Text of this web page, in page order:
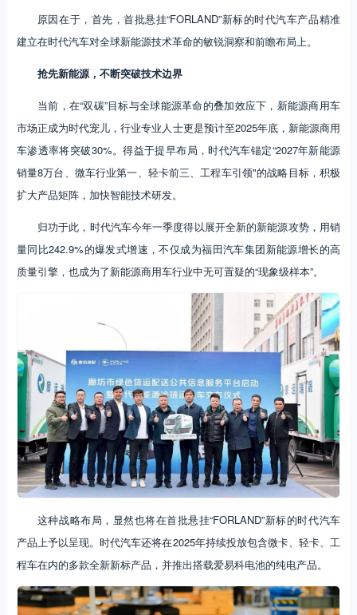
原因在于，首先，首批悬挂“FORLAND”新标的时代汽车产品精准
建立在时代汽车对全球新能源技术革命的敏锐洞察和前瞻布局上。
抢先新能源，不断突破技术边界
当前，在“双碳”目标与全球能源革命的叠加效应下，新能源商用车
市场正成为时代宠儿，行业专业人士更是预计至2025年底，新能源商用
车渗透率将突破30%。得益于提早布局，时代汽车锚定“2027年新能源
销量8万台、微车行业第一、轻卡前三、工程车引领"的战略目标，积极
扩大产品矩阵，加快智能技术研发。
归功于此，时代汽车今年一季度得以展开全新的新能源攻势，用销
量同比242.9%的爆发式增速，不仅成为福田汽车集团新能源增长的高
质量引擎，也成为了新能源商用车行业中无可置疑的“现象级样本”。
这种战略布局，显然也将在首批悬挂“FORLAND”新标的时代汽车
产品上予以呈现。时代汽车还将在2025年持续投放包含微卡、轻卡、工
程车在内的多款全新新标产品，并推出搭载爱易科电池的纯电产品。